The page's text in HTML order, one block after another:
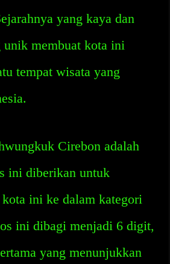
yang kaya dan
unik membuat kota ini
tempat wisata yang
Cirebon adalah
ini diberikan untuk
ini ke dalam kategori
ini dibagi menjadi 6 digit,
yang menunjukkan